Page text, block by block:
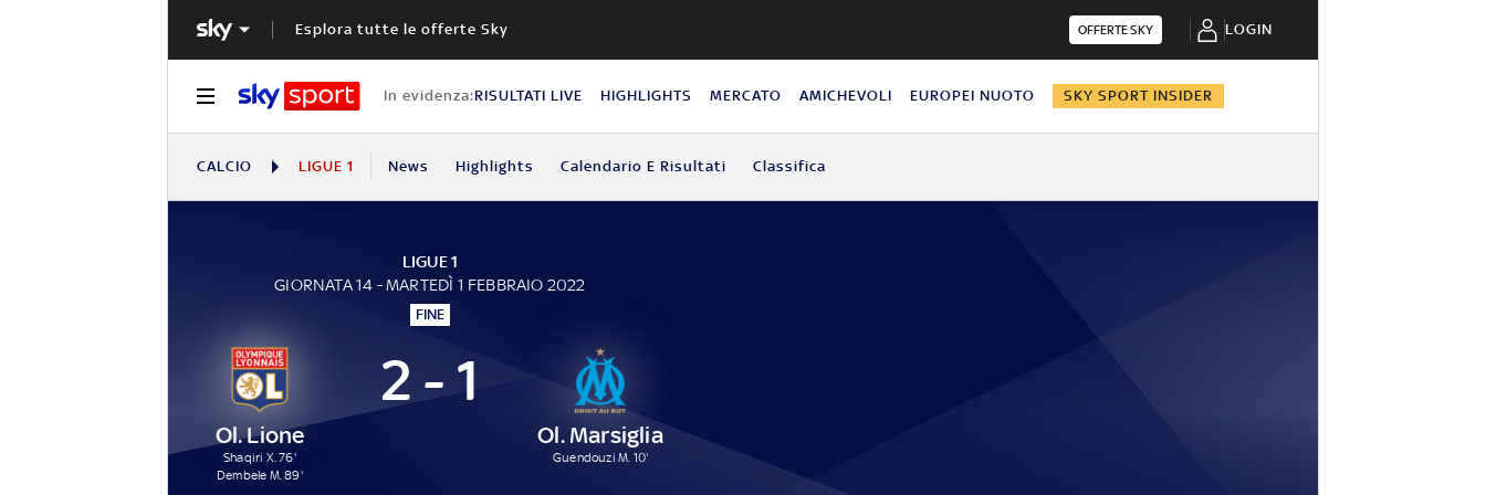
Esplora tutte le offerte Sky OFFERTE SKY LOGIN
In evidenza:RISULTATI LIVE HIGHLIGHTS MERCATO AMICHEVOLI EUROPEI NUOTO SKY SPORT INSIDER
CALCIO LIGUE 1 News Highlights Calendario E Risultati Classifica
LIGUE 1
GIORNATA 14 - MARTEDÌ 1 FEBBRAIO 2022
FINE
Ol. Lione
Shaqiri X. 76'
Dembele M. 89'
2 - 1
Ol. Marsiglia
Guendouzi M. 10'